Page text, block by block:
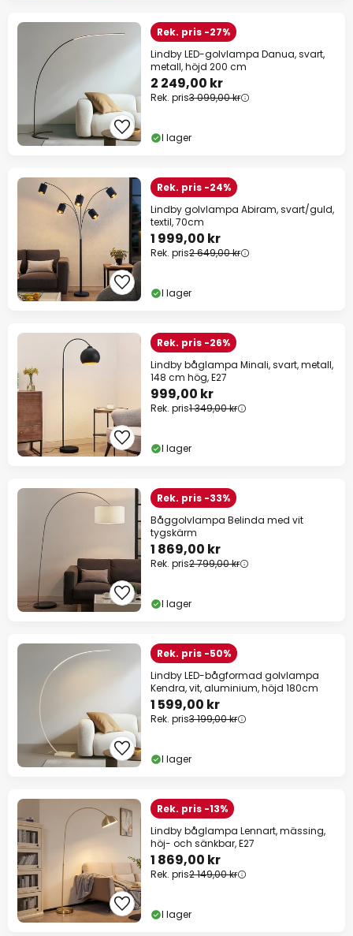
Rek. pris -27%
Lindby LED-golvlampa Danua, svart,
metall, höjd 200 cm
2 249,00 kr
Rek. pris3 099,00 kr
I lager
Rek. pris -24%
Lindby golvlampa Abiram, svart/guld,
textil, 70cm
1 999,00 kr
Rek. pris2 649,00 kr
I lager
Rek. pris -26%
Lindby båglampa Minali, svart, metall,
148 cm hög, E27
999,00 kr
Rek. pris1 349,00 kr
I lager
Rek. pris -33%
Båggolvlampa Belinda med vit
tygskärm
1 869,00 kr
Rek. pris2 799,00 kr
I lager
Rek. pris -50%
Lindby LED-bågformad golvlampa
Kendra, vit, aluminium, höjd 180cm
1 599,00 kr
Rek. pris3 199,00 kr
I lager
Rek. pris -13%
Lindby båglampa Lennart, mässing,
höj- och sänkbar, E27
1 869,00 kr
Rek. pris2 149,00 kr
I lager